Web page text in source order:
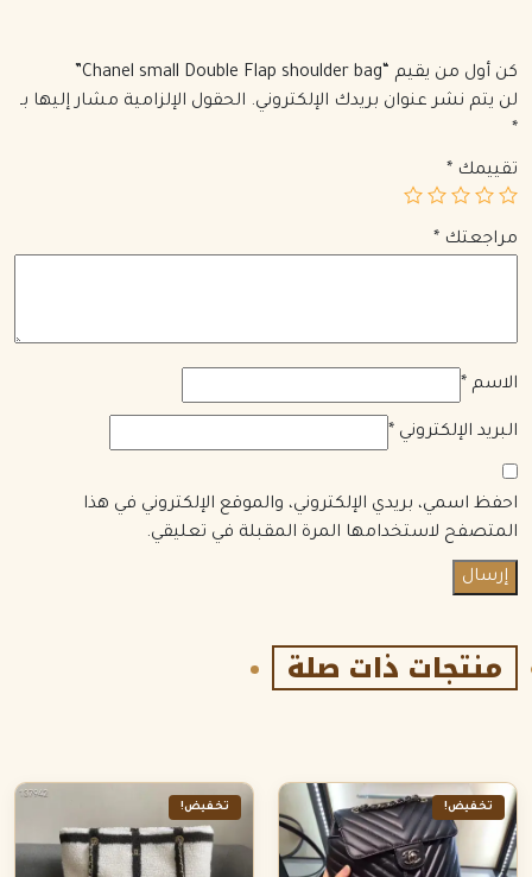
كن أول من يقيم “Chanel small Double Flap shoulder bag”
لن يتم نشر عنوان بريدك الإلكتروني. الحقول الإلزامية مشار إليها بـ
*
تقييمك *
مراجعتك *
الاسم *
البريد الإلكتروني *
احفظ اسمي، بريدي الإلكتروني، والموقع الإلكتروني في هذا
المتصفح لاستخدامها المرة المقبلة في تعليقي.
منتجات ذات صلة
تخفيض! تخفيض!